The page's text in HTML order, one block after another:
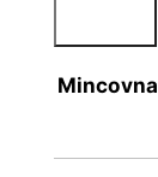
Mincovna